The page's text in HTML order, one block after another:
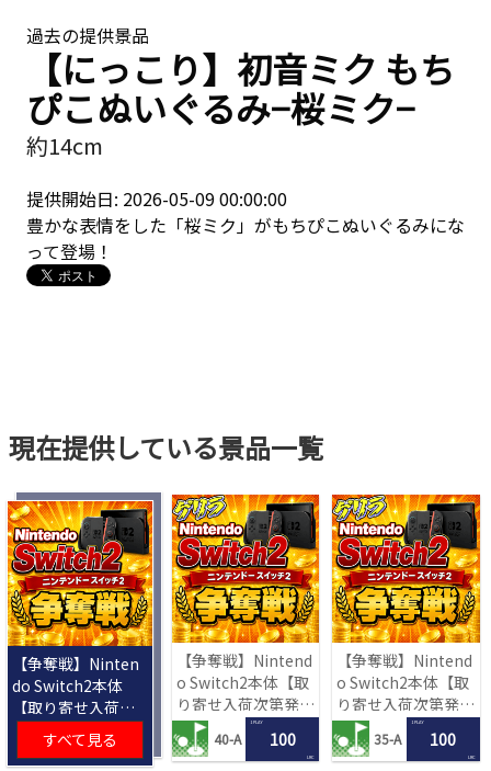
過去の提供景品
【にっこり】初音ミク もち
ぴこぬいぐるみ−桜ミク−
約14cm
提供開始日: 2026-05-09 00:00:00
豊かな表情をした「桜ミク」がもちぴこぬいぐるみにな
って登場！
現在提供している景品一覧
【争奪戦】Ninten
do Switch2本体
【取り寄せ入荷次
第発送】
すべて見る
【争奪戦】Nintend
o Switch2本体【取
り寄せ入荷次第発
送】
40-A
1 PLAY
100
LRC
【争奪戦】Nintend
o Switch2本体【取
り寄せ入荷次第発
送】
35-A
1 PLAY
100
LRC